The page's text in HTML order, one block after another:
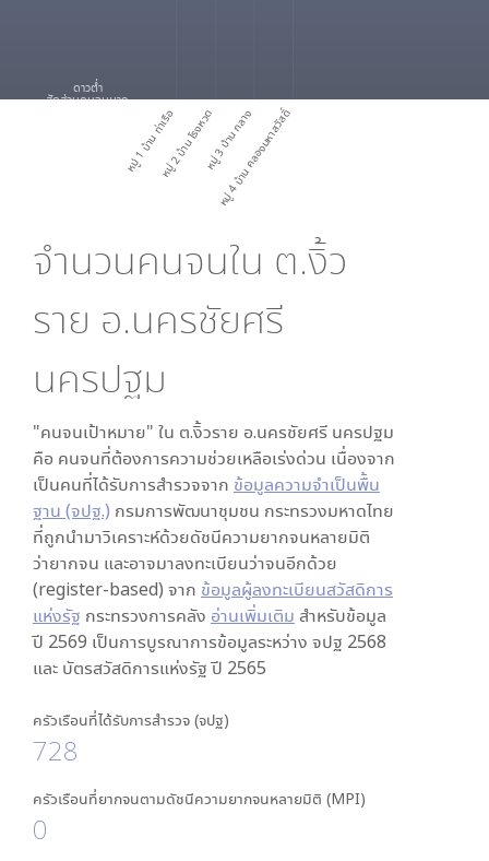
หมู่ 1 บ้าน ท่าเรือหมู่ 2 บ้าน โรงหวดหมู่ 3 บ้าน กลาง
หมู่ 4 บ้าน คลองมหาสวัสดิ์
ดาวต่ำ
สัดส่วนคนจนมาก
จำนวนคนจนใน ต.งิ้ว
ราย อ.นครชัยศรี
นครปฐม
"คนจนเป้าหมาย" ใน ต.งิ้วราย อ.นครชัยศรี นครปฐม
คือ คนจนที่ต้องการความช่วยเหลือเร่งด่วน เนื่องจาก
เป็นคนที่ได้รับการสำรวจจาก ข้อมูลความจำเป็นพื้น
ฐาน (จปฐ.) กรมการพัฒนาชุมชน กระทรวงมหาดไทย
ที่ถูกนำมาวิเคราะห์ด้วยดัชนีความยากจนหลายมิติ
ว่ายากจน และอาจมาลงทะเบียนว่าจนอีกด้วย
(register-based) จาก ข้อมูลผู้ลงทะเบียนสวัสดิการ
แห่งรัฐ กระทรวงการคลัง อ่านเพิ่มเติม สำหรับข้อมูล
ปี 2569 เป็นการบูรณาการข้อมูลระหว่าง จปฐ 2568
และ บัตรสวัสดิการแห่งรัฐ ปี 2565
ครัวเรือนที่ได้รับการสำรวจ (จปฐ)
728
ครัวเรือนที่ยากจนตามดัชนีความยากจนหลายมิติ (MPI)
0